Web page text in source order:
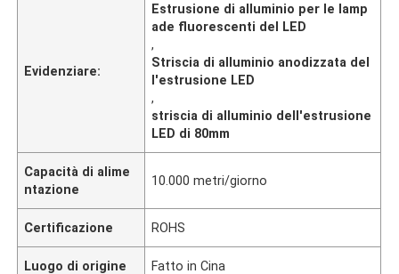
Evidenziare:
Estrusione di alluminio per le lamp
ade fluorescenti del LED
,
Striscia di alluminio anodizzata del
l'estrusione LED
,
striscia di alluminio dell'estrusione
LED di 80mm
Capacità di alime
ntazione
10.000 metri/giorno
Certificazione ROHS
Luogo di origine Fatto in Cina